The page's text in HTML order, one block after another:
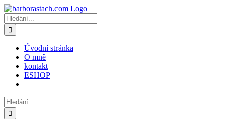
Přeskočit
na
obsah
Hledat:
Úvodní stránka
O mně
kontakt
ESHOP
Hledat: